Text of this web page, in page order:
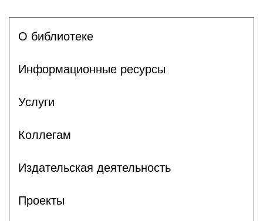
О библиотеке
Информационные ресурсы
Услуги
Коллегам
Издательская деятельность
Проекты